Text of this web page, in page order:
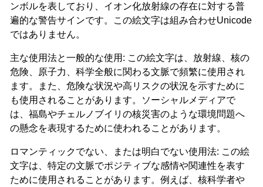
ンボルを表しており、イオン化放射線の存在に対する普
遍的な警告サインです。この絵文字は組み合わせUnicode
ではありません。
主な使用法と一般的な使用: この絵文字は、放射線、核の
危険、原子力、科学全般に関わる文脈で頻繁に使用され
ます。また、危険な状況や高リスクの状況を示すために
も使用されることがあります。ソーシャルメディアで
は、福島やチェルノブイリの核災害のような環境問題へ
の懸念を表現するために使われることがあります。
ロマンティックでない、または明白でない使用法: この絵
文字は、特定の文脈でポジティブな感情や関連性を表す
ために使用されることがあります。例えば、核科学者や